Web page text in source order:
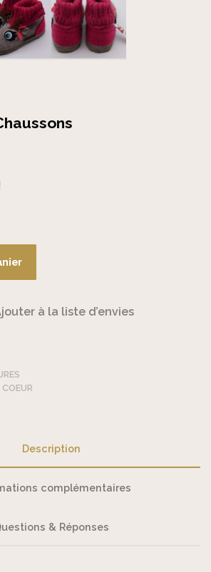
à la liste d’envies
Description
complémentaires
& Réponses